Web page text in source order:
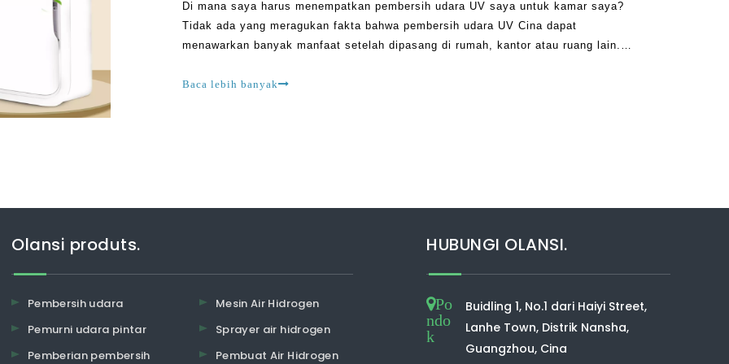
Di mana saya harus menempatkan pembersih udara UV saya untuk kamar saya?
Tidak ada yang meragukan fakta bahwa pembersih udara UV Cina dapat
menawarkan banyak manfaat setelah dipasang di rumah, kantor atau ruang lain.
Anda hidup sehat, memastikan Anda
Baca lebih banyak
Olansi produts.
Pembersih udara
Pemurni udara pintar
Pemberian pembersih
Mesin Air Hidrogen
Sprayer air hidrogen
Pembuat Air Hidrogen
HUBUNGI OLANSI.
Po
ndo
k
Buidling 1, No.1 dari Haiyi Street,
Lanhe Town, Distrik Nansha,
Guangzhou, Cina